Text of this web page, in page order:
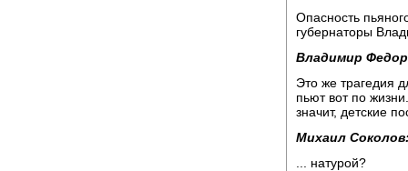
Опасность
губернаторы
Владимир
Это же трагедия
пьют вот по
значит, детские
Михаил
... натурой?